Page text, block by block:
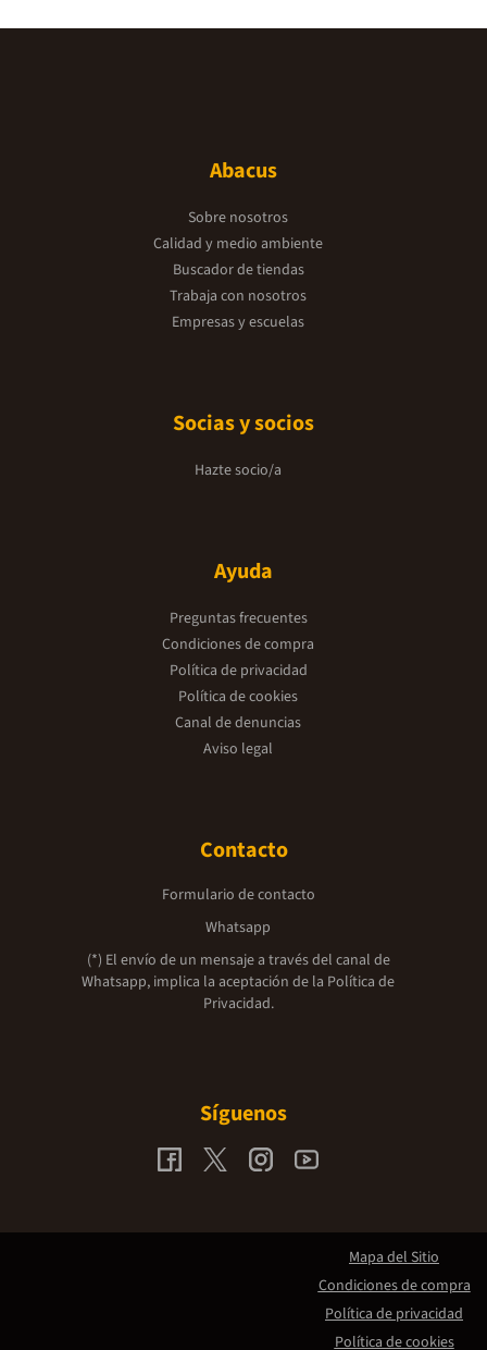
Abacus
Sobre nosotros
Calidad y medio ambiente
Buscador de tiendas
Trabaja con nosotros
Empresas y escuelas
Socias y socios
Hazte socio/a
Ayuda
Preguntas frecuentes
Condiciones de compra
Política de privacidad
Política de cookies
Canal de denuncias
Aviso legal
Contacto
Formulario de contacto
Whatsapp
(*) El envío de un mensaje a través del canal de
Whatsapp, implica la aceptación de la Política de
Privacidad.
Síguenos
Mapa del Sitio
Condiciones de compra
Política de privacidad
Política de cookies